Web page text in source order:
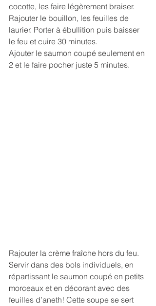
cocotte, les faire légèrement braiser.
Rajouter le bouillon, les feuilles de
laurier. Porter à ébullition puis baisser
le feu et cuire 30 minutes.
Ajouter le saumon coupé seulement en
2 et le faire pocher juste 5 minutes.
Rajouter la crème fraîche hors du feu.
Servir dans des bols individuels, en
répartissant le saumon coupé en petits
morceaux et en décorant avec des
feuilles d’aneth! Cette soupe se sert